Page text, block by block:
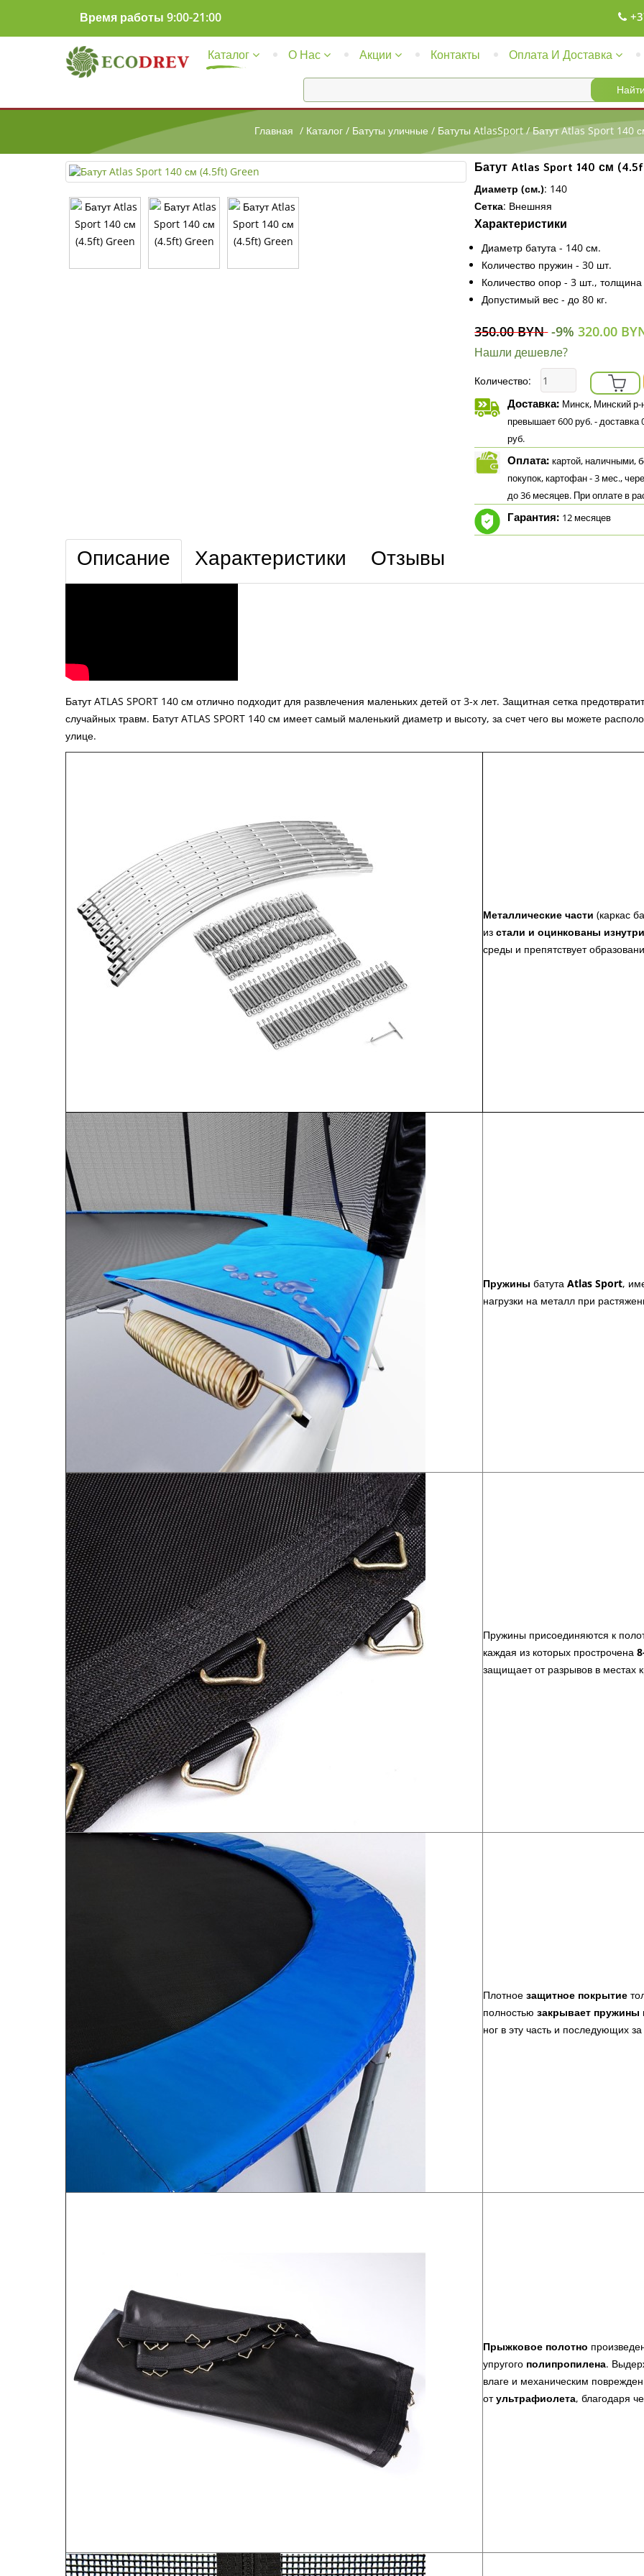
Время работы 9:00-21:00
Каталог О Нас Акции Контакты Оплата И Доставка
Главная / Каталог / Батуты уличные / Батуты AtlasSport/Батут Atlas Sport 140
Батут Atlas Sport 140 см
Диаметр (см.): 140
Сетка: Внешняя
Характеристики
Диаметр батута - 140 см.
Количество пружин - 30 шт.
Количество опор - 3 шт.,
Допустимый вес - до 80 кг.
350.00 BYN -9%320.00
Нашли дешевле?
Количество:
Доставка: Минск, Минский
превышает 600 руб. -
руб.
Оплата: картой, наличными,
покупок, картофан - 3 мес.,
до 36 месяцев. При оплате в
Гарантия: 12 месяцев
Описание Характеристики Отзывы
Батут ATLAS SPORT 140 см отлично подходит для развлечения маленьких детей от 3-х лет. Защитная сетка
случайных травм. Батут ATLAS SPORT 140 см имеет самый маленький диаметр и высоту, за счет чего вы можете
улице.
Металлические части (каркас
из стали и оцинкованы
среды и препятствует
Пружины батута Atlas Sport,
нагрузки на металл при
Пружины присоединяются к
каждая из которых прострочена
защищает от разрывов в местах
Плотное защитное покрытие
полностью закрывает
ног в эту часть и последующих
Прыжковое полотно
упругого полипропилена.
влаге и механическим
отультрафиолета, благодаря